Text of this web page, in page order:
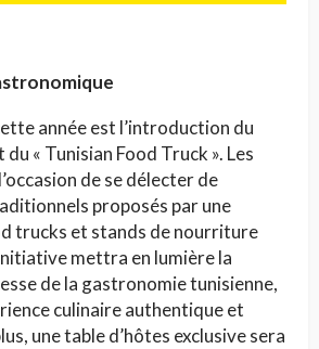
année est l’introduction du
« Tunisian Food Truck ». Les
de se délecter de
proposés par une
trucks et stands de nourriture
mettra en lumière la
de la gastronomie tunisienne,
culinaire authentique et
une table d’hôtes exclusive sera